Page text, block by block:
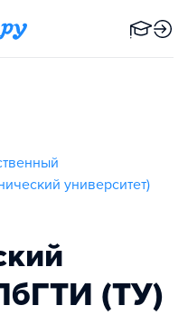
университет)
(ТУ)